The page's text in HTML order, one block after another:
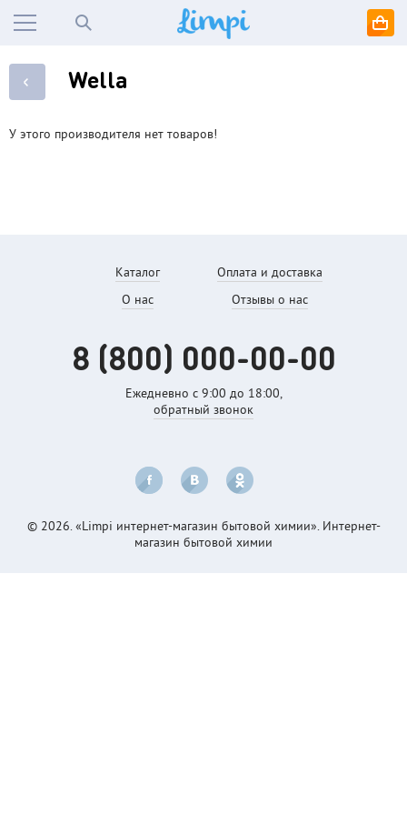
Wella
У этого производителя нет товаров!
Каталог
Оплата и доставка
О нас
Отзывы о нас
8 (800) 000-00-00
Ежедневно с 9:00 до 18:00,
обратный звонок
© 2026. «Limpi интернет-магазин бытовой химии». Интернет-
магазин бытовой химии